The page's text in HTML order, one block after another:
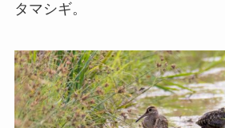
タマシギ。